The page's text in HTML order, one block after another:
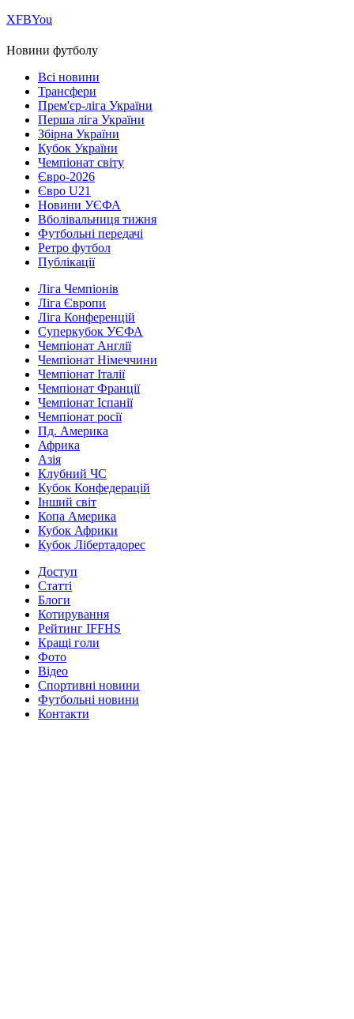
ХFBYou
Новини футболу
Всі новини
Трансфери
Прем'єр-ліга України
Перша ліга України
Збірна України
Кубок України
Чемпіонат світу
Євро-2026
Євро U21
Новини УЄФА
Вболівальниця тижня
Футбольні передачі
Ретро футбол
Публікації
Ліга Чемпіонів
Ліга Європи
Ліга Конференцій
Суперкубок УЄФА
Чемпіонат Англії
Чемпіонат Німеччини
Чемпіонат Італії
Чемпіонат Франції
Чемпіонат Іспанії
Чемпіонат росії
Пд. Америка
Африка
Азія
Клубний ЧС
Кубок Конфедерацій
Інший світ
Копа Америка
Кубок Африки
Кубок Лібертадорес
Доступ
Статті
Блоги
Котирування
Рейтинг IFFHS
Кращі голи
Фото
Відео
Спортивні новини
Футбольні новини
Контакти